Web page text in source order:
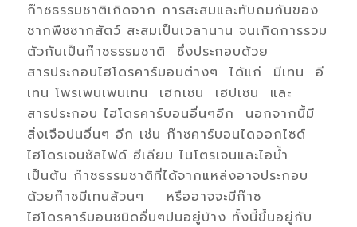
ก๊าซธรรมชาติเกิดจาก การสะสมและทับถมกันของ
ซากพืชซากสัตว์ สะสมเป็นเวลานาน จนเกิดการรวม
ตัวกันเป็นก๊าซธรรมชาติ ซึ่งประกอบด้วย
สารประกอบไฮโดรคาร์บอนต่างๆ ได้แก่ มีเทน อี
เทน โพรเพนเพนเทน เฮกเซน เฮปเซน และ
สารประกอบ ไฮโดรคาร์บอนอื่นๆอีก นอกจากนี้มี
สิ่งเจือปนอื่นๆ อีก เช่น ก๊าซคาร์บอนไดออกไซด์
ไฮโดรเจนซัลไฟด์ ฮีเลียม ไนโตรเจนและไอน้ำ
เป็นต้น ก๊าซธรรมชาติที่ได้จากแหล่งอาจประกอบ
ด้วยก๊าซมีเทนล้วนๆ หรืออาจจะมีก๊าซ
ไฮโดรคาร์บอนชนิดอื่นๆปนอยู่บ้าง ทั้งนี้ขึ้นอยู่กับ